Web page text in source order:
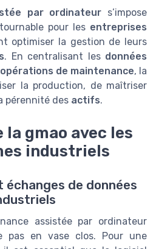
par ordinateur s’impose
pour les entreprises
optimiser la gestion de leurs
. En centralisant les données
opérations de maintenance, la
la production, de maîtriser
pérennité des actifs.
gmao avec les
industriels
de données
assistée par ordinateur
pas en vase clos. Pour une